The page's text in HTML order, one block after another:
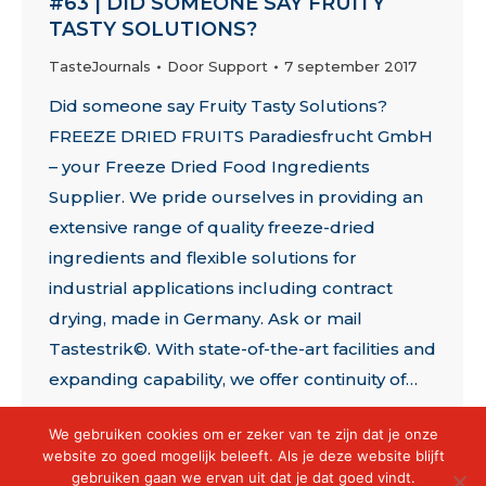
TASTY SOLUTIONS?
TasteJournals Door Support 7 september 2017
Did someone say Fruity Tasty Solutions?
FREEZE DRIED FRUITS Paradiesfrucht GmbH
– your Freeze Dried Food Ingredients
Supplier. We pride ourselves in providing an
extensive range of quality freeze-dried
ingredients and flexible solutions for
industrial applications including contract
drying, made in Germany. Ask or mail
Tastestrik©. With state-of-the-art facilities and
expanding capability, we offer continuity of…
We gebruiken cookies om er zeker van te zijn dat je onze
website zo goed mogelijk beleeft. Als je deze website blijft
gebruiken gaan we ervan uit dat je dat goed vindt.